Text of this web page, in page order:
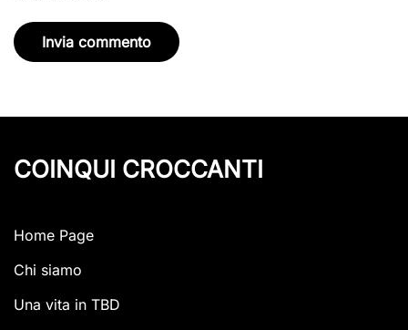
Invia commento
COINQUI CROCCANTI
Home Page
Chi siamo
Una vita in TBD